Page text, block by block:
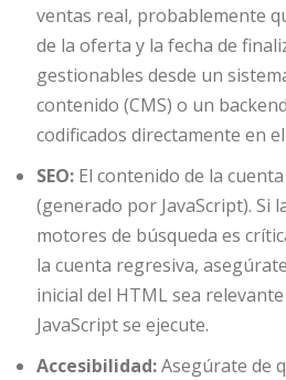
ventas real, probablemente
de la oferta y la fecha de
gestionables desde un
contenido (CMS) o un
codificados directamente en el
SEO: El contenido de la
(generado por JavaScript). Si
motores de búsqueda es
la cuenta regresiva,
inicial del HTML sea
JavaScript se ejecute.
Accesibilidad:Asegúrate de